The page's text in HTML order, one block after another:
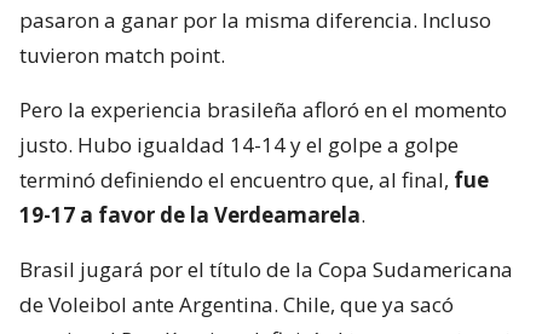
pasaron a ganar por la misma diferencia. Incluso
tuvieron match point.
Pero la experiencia brasileña afloró en el momento
justo. Hubo igualdad 14-14 y el golpe a golpe
terminó definiendo el encuentro que, al final, fue
19-17 a favor de la Verdeamarela.
Brasil jugará por el título de la Copa Sudamericana
de Voleibol ante Argentina. Chile, que ya sacó